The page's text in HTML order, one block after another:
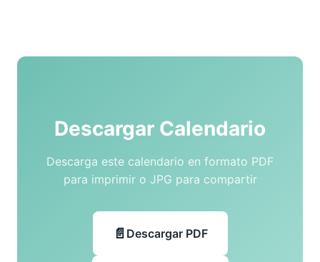
Descargar Calendario
Descarga este calendario en formato PDF
para imprimir o JPG para compartir
Descargar PDF